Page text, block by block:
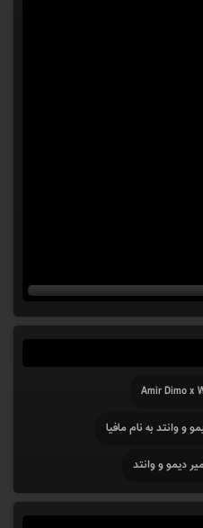
Amir Dimo x
و وانتد به نام مافیا
دیمو و وانتد